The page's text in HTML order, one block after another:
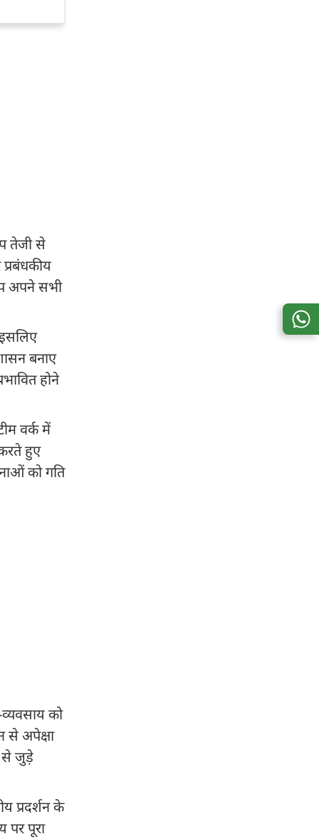
तेजी से
अपने सभी
बनाए
होने
वर्क में
हुए
को गति
को
से अपेक्षा
से जुड़े
प्रदर्शन के
पर पूरा